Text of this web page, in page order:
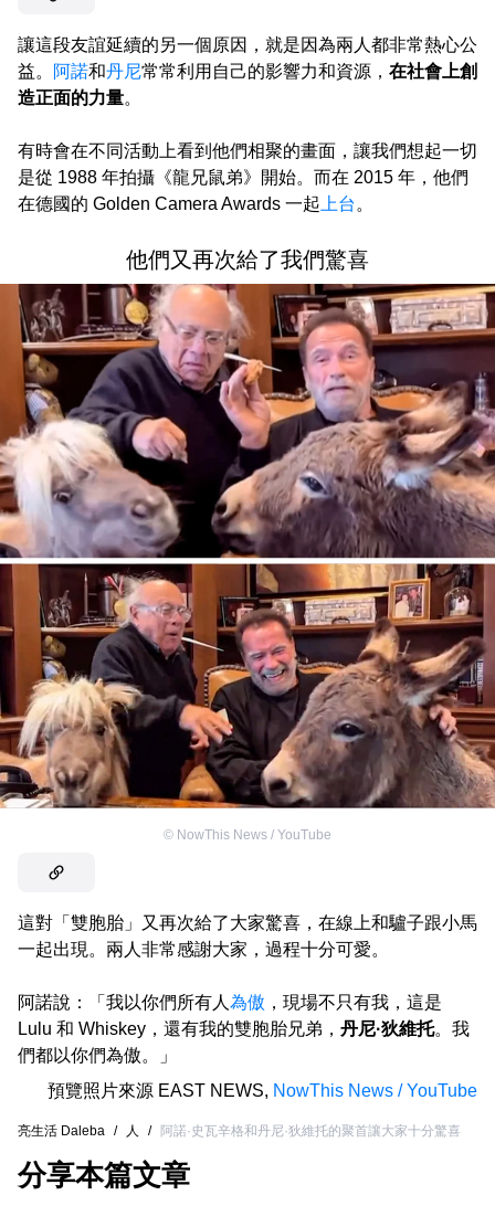
讓這段友誼延續的另一個原因，就是因為兩人都非常熱心公
益。
阿諾和丹尼常常利用自己的影響力和資源， 在社會上創
造正面的力量。
有時會在不同活動上看到他們相聚的畫面，讓我們想起一切
是從 1988 年拍攝《龍兄鼠弟》開始。而在 2015 年，他們
在德國的 Golden Camera Awards 一起 上台 。
他們又再次給了我們驚喜
© NowThis News / YouTube
這對「雙胞胎」又再次給了大家驚喜，在線上和驢子跟小馬
一起出現。兩人非常感謝大家，過程十分可愛。
阿諾說：「我以你們所有人 為傲 ，現場不只有我，這是
Lulu 和 Whiskey，還有我的雙胞胎兄弟， 丹尼·狄維托。我
們都以你們為傲。」
預覽照片來源 EAST NEWS, NowThis News / YouTube
亮生活 Daleba / 人 / 阿諾·史瓦辛格和丹尼·狄維托的聚首讓大家十分驚喜
分享本篇文章